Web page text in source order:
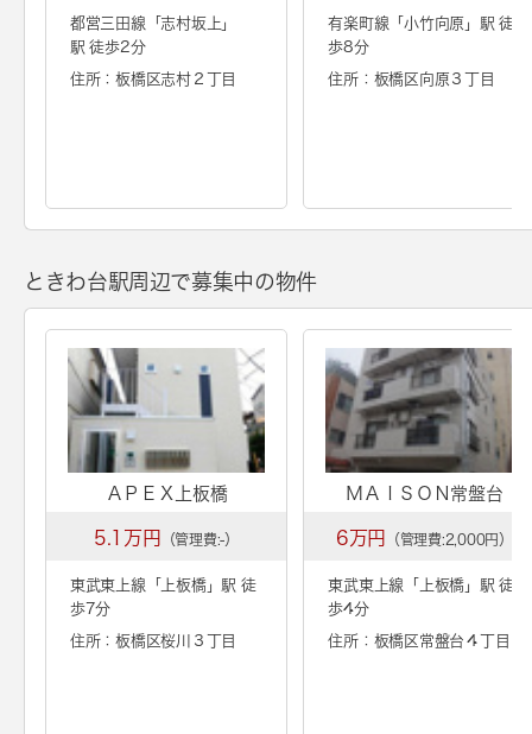
都営三田線「 志村坂上 」
駅 徒歩2分
住所：板橋区志村２丁目
有楽町線「小竹向原 」駅 徒
歩8分
住所：板橋区向原３丁目
ときわ台駅周辺で募集中の物件
ＡＰＥＸ上板橋
5.1万円 （管理費:-）
東武東上線「 上板橋」駅 徒
歩7分
住所：板橋区桜川３丁目
ＭＡＩＳＯＮ常盤台
6万円 （管理費:2,000円）
東武東上線「 上板橋 」駅 徒
歩4分
住所：板橋区常盤台４丁目